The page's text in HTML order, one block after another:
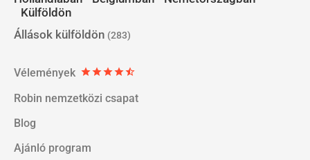
Külföldön
Állások külföldön (283)
Vélemények starstarstarstarstar_half
Robin nemzetközi csapat
Blog
Ajánló program